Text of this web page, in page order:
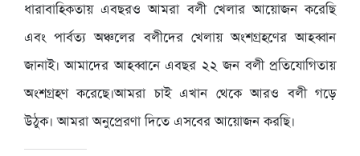
ধারাবাহিকতায় এবছরও আমরা বলী খেলার আয়োজন করেছি
এবং পার্বত্য অঞ্চলের বলীদের খেলায় অংশগ্রহণের আহব্বান
জানাই। আমাদের আহব্বানে এবছর ২২ জন বলী প্রতিযোগিতায়
অংশগ্রহণ করেছে।আমরা চাই এখান থেকে আরও বলী গড়ে
উঠুক। আমরা অনুপ্রেরণা দিতে এসবের আয়োজন করছি।